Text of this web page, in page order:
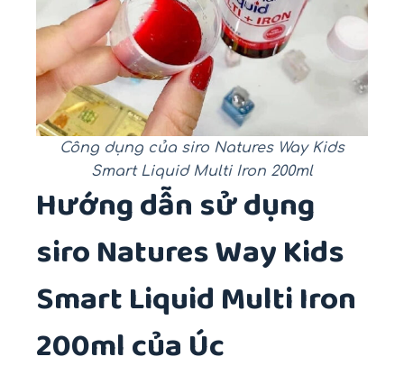
Công dụng của siro Natures Way Kids
Smart Liquid Multi Iron 200ml
Hướng dẫn sử dụng
siro Natures Way Kids
Smart Liquid Multi Iron
200ml của Úc